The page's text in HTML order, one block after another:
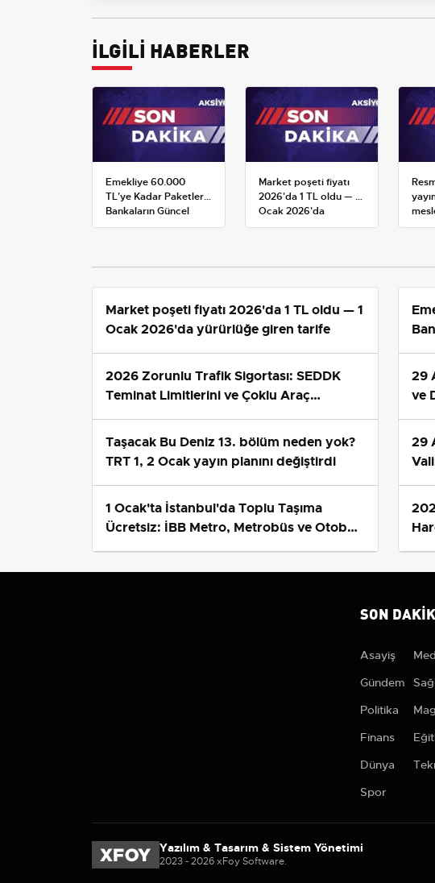
İLGİLİ HABERLER
Emekliye 60.000
TL'ye Kadar Paketler:
Bankaların Güncel
Promosyon ve Ek
Market poşeti fiyatı
2026'da 1 TL oldu — 1
Ocak 2026'da
yürürlüğe giren tarife
Market poşeti fiyatı 2026'da 1 TL oldu — 1
Ocak 2026'da yürürlüğe giren tarife
2026 Zorunlu Trafik Sigortası: SEDDK
Teminat Limitlerini ve Çoklu Araç
Taşacak Bu Deniz 13. bölüm neden yok?
TRT 1, 2 Ocak yayın planını değiştirdi
1 Ocak'ta İstanbul'da Toplu Taşıma
Ücretsiz: İBB Metro, Metrobüs ve Otobüs
29
ve
29
SON
Asayiş
Gündem
Politika
Finans
Dünya
Spor
Yazılım & Tasarım & Sistem Yönetimi
2023 - 2026 xFoy Software.